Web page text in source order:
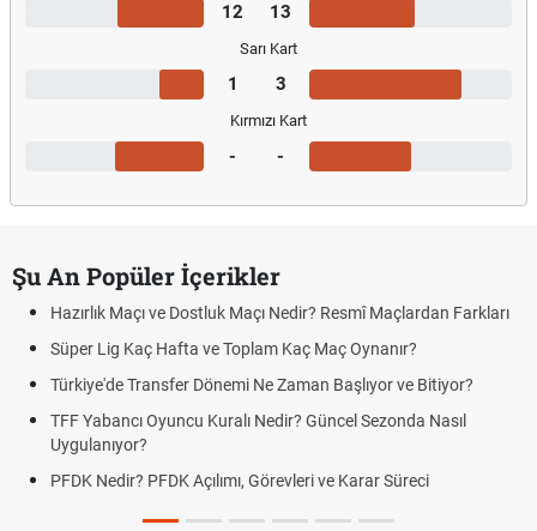
12 13
Sarı Kart
1 3
Kırmızı Kart
- -
Şu An Popüler İçerikler
Hazırlık Maçı ve Dostluk Maçı Nedir? Resmî Maçlardan Farkları
Süper Lig Kaç Hafta ve Toplam Kaç Maç Oynanır?
Türkiye'de Transfer Dönemi Ne Zaman Başlıyor ve Bitiyor?
TFF Yabancı Oyuncu Kuralı Nedir? Güncel Sezonda Nasıl
Uygulanıyor?
PFDK Nedir? PFDK Açılımı, Görevleri ve Karar Süreci